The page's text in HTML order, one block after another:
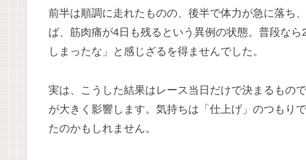
前半は順調に走れたものの、後半で体力が急に落ち
ば、筋肉痛が4日も残るという異例の状態。普段な
しまったな」と感じざるを得ませんでした。
実は、こうした結果はレース当日だけで決まるもの
が大きく影響します。気持ちは「仕上げ」のつもり
たのかもしれません。